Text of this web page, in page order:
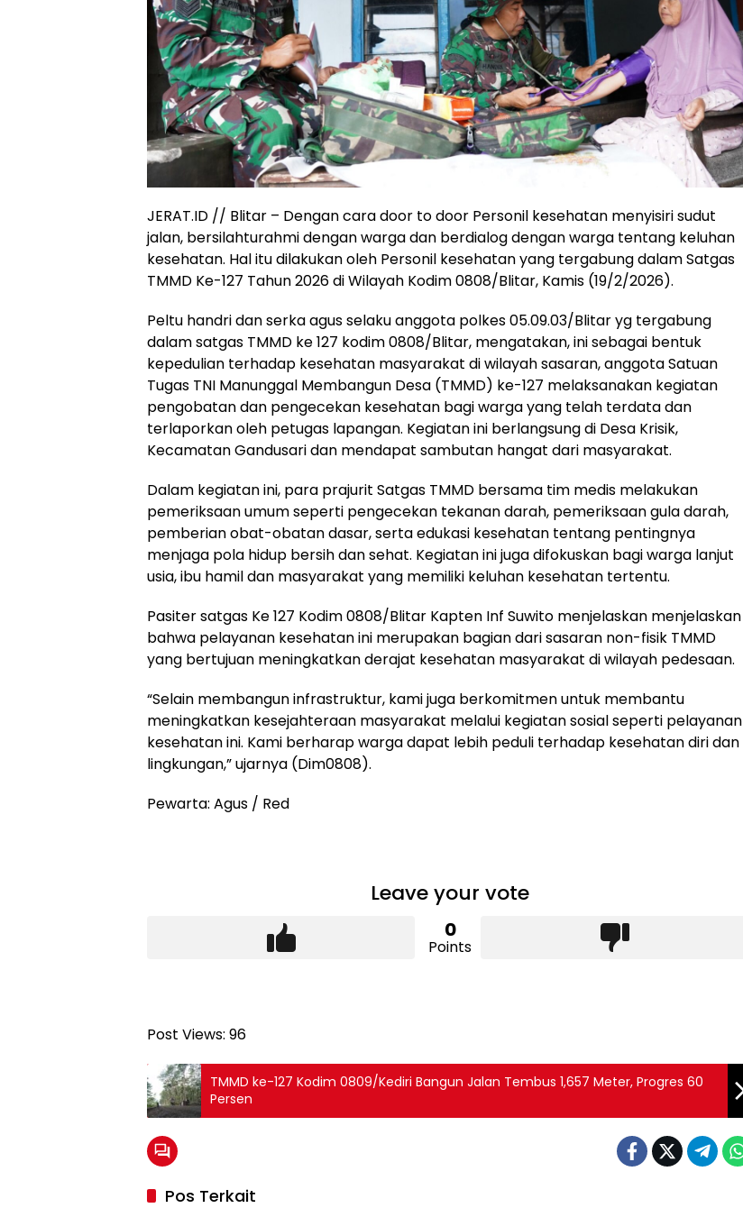
JERAT.ID // Blitar – Dengan cara door to door Personil kesehatan menyisiri sudut
jalan, bersilahturahmi dengan warga dan berdialog dengan warga tentang keluhan
kesehatan. Hal itu dilakukan oleh Personil kesehatan yang tergabung dalam Satgas
TMMD Ke-127 Tahun 2026 di Wilayah Kodim 0808/Blitar, Kamis (19/2/2026).
Peltu handri dan serka agus selaku anggota polkes 05.09.03/Blitar yg tergabung
dalam satgas TMMD ke 127 kodim 0808/Blitar, mengatakan, ini sebagai bentuk
kepedulian terhadap kesehatan masyarakat di wilayah sasaran, anggota Satuan
Tugas TNI Manunggal Membangun Desa (TMMD) ke-127 melaksanakan kegiatan
pengobatan dan pengecekan kesehatan bagi warga yang telah terdata dan
terlaporkan oleh petugas lapangan. Kegiatan ini berlangsung di Desa Krisik,
Kecamatan Gandusari dan mendapat sambutan hangat dari masyarakat.
Dalam kegiatan ini, para prajurit Satgas TMMD bersama tim medis melakukan
pemeriksaan umum seperti pengecekan tekanan darah, pemeriksaan gula darah,
pemberian obat-obatan dasar, serta edukasi kesehatan tentang pentingnya
menjaga pola hidup bersih dan sehat. Kegiatan ini juga difokuskan bagi warga lanjut
usia, ibu hamil dan masyarakat yang memiliki keluhan kesehatan tertentu.
Pasiter satgas Ke 127 Kodim 0808/Blitar Kapten Inf Suwito menjelaskan menjelaskan
bahwa pelayanan kesehatan ini merupakan bagian dari sasaran non-fisik TMMD
yang bertujuan meningkatkan derajat kesehatan masyarakat di wilayah pedesaan.
“Selain membangun infrastruktur, kami juga berkomitmen untuk membantu
meningkatkan kesejahteraan masyarakat melalui kegiatan sosial seperti pelayanan
kesehatan ini. Kami berharap warga dapat lebih peduli terhadap kesehatan diri dan
lingkungan,” ujarnya (Dim0808).
Pewarta: Agus / Red
Leave your vote
0
Points
Post Views: 96
TMMD ke-127 Kodim 0809/Kediri Bangun Jalan Tembus 1,657 Meter, Progres 60
Persen
Pos Terkait